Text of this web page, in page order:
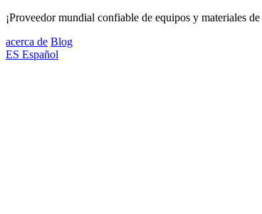
¡Proveedor mundial confiable de equipos y materiales
acerca de Blog
ES Español